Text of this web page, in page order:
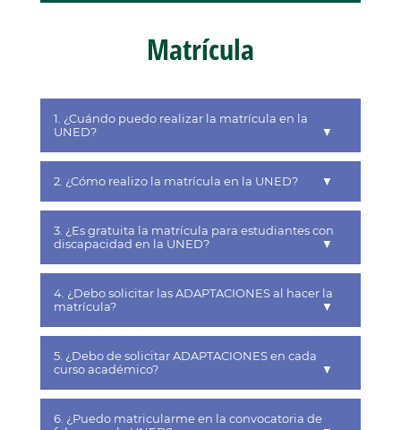
Matrícula
1. ¿Cuándo puedo realizar la matrícula en la
UNED?
2. ¿Cómo realizo la matrícula en la UNED?
3. ¿Es gratuita la matrícula para estudiantes con
discapacidad en la UNED?
4. ¿Debo solicitar las ADAPTACIONES al hacer la
matrícula?
5. ¿Debo de solicitar ADAPTACIONES en cada
curso académico?
6. ¿Puedo matricularme en la convocatoria de